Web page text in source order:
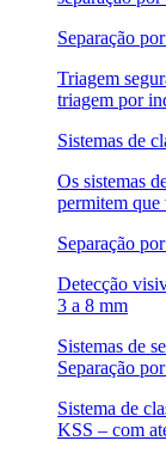
Separação
Triagem
triagem por
Sistemas de
Os sistemas
permitem que
Separação
Detecção
3 a 8 mm
Sistemas de
Separação
Sistema de
KSS – com